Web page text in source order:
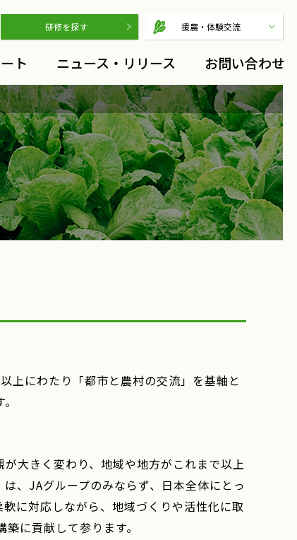
研修を探す 援農・体験交流
ト ニュース・リリース お問い合わせ
上にわたり「都市と農村の交流」を基軸と
大きく変わり、地域や地方がこれまで以上
、JAグループのみならず、日本全体にとっ
に対応しながら、地域づくりや活性化に取
に貢献して参ります。